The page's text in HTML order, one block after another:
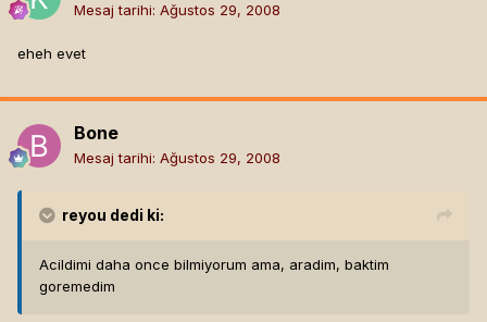
Mesaj tarihi: Ağustos 29, 2008
eheh evet
Bone
Mesaj tarihi: Ağustos 29, 2008
reyou dedi ki:
Acildimi daha once bilmiyorum ama, aradim, baktim
goremedim